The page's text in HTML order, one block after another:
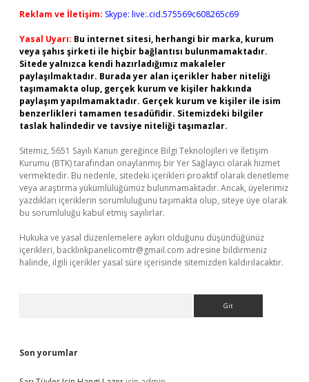
Reklam ve İletişim: Skype: live:.cid.575569c608265c69
Yasal Uyarı: Bu internet sitesi, herhangi bir marka, kurum
veya şahıs şirketi ile hiçbir bağlantısı bulunmamaktadır.
Sitede yalnızca kendi hazırladığımız makaleler
paylaşılmaktadır. Burada yer alan içerikler haber niteliği
taşımamakta olup, gerçek kurum ve kişiler hakkında
paylaşım yapılmamaktadır. Gerçek kurum ve kişiler ile isim
benzerlikleri tamamen tesadüfidir. Sitemizdeki bilgiler
taslak halindedir ve tavsiye niteliği taşımazlar.
Sitemiz, 5651 Sayılı Kanun gereğince Bilgi Teknolojileri ve İletişim
Kurumu (BTK) tarafından onaylanmış bir Yer Sağlayıcı olarak hizmet
vermektedir. Bu nedenle, sitedeki içerikleri proaktif olarak denetleme
veya araştırma yükümlülüğümüz bulunmamaktadır. Ancak, üyelerimiz
yazdıkları içeriklerin sorumluluğunu taşımakta olup, siteye üye olarak
bu sorumluluğu kabul etmiş sayılırlar.
Hukuka ve yasal düzenlemelere aykırı olduğunu düşündüğünüz
içerikleri, backlinkpanelicomtr@gmail.com adresine bildirmeniz
halinde, ilgili içerikler yasal süre içerisinde sitemizden kaldırılacaktır.
Son yorumlar